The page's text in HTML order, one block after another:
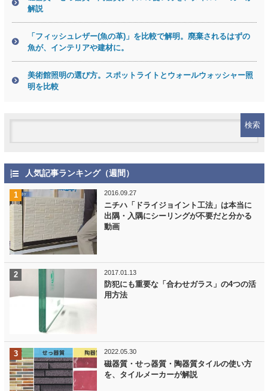
解説
「フィッシュレザー(魚の革)」を比較で解明。廃棄されるはずの
魚が、インテリアや建材に。
美術館照明の選び方。スポットライトとウォールウォッシャー照
明を比較
人気記事ランキング（週間）
2016.09.27
ニチハ「ドライジョイント工法」は本当に
出隅・入隅にシーリングが不要だと分かる
動画
2017.01.13
防犯にも重要な「合わせガラス」の4つの活
用方法
2022.05.30
磁器質・せっ器質・陶器質タイルの使い方
を、タイルメーカーが解説